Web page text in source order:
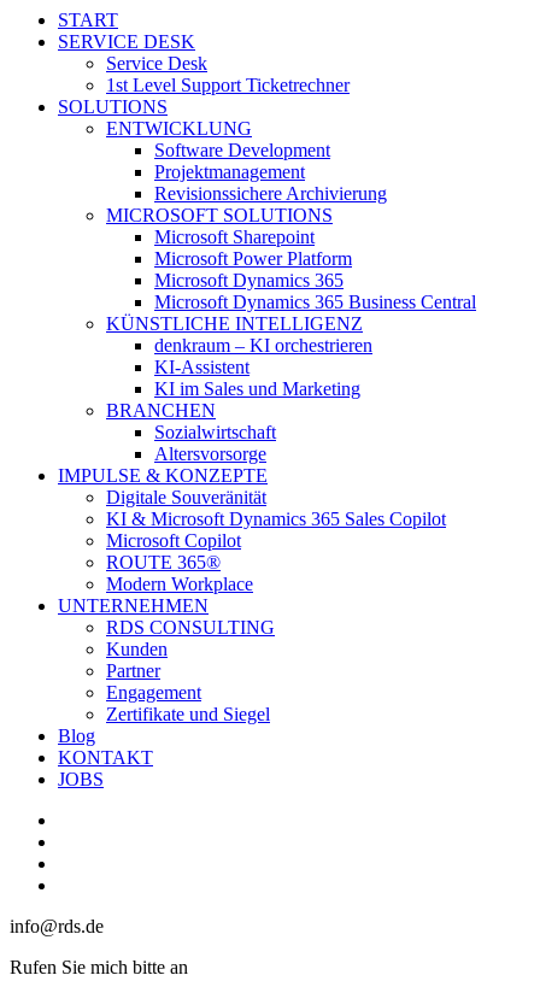
Close
Menu
START
SERVICE DESK
Service Desk
1st Level Support Ticketrechner
SOLUTIONS
ENTWICKLUNG
Software Development
Projektmanagement
Revisionssichere Archivierung
MICROSOFT SOLUTIONS
Microsoft Sharepoint
Microsoft Power Platform
Microsoft Dynamics 365
Microsoft Dynamics 365 Business Central
KÜNSTLICHE INTELLIGENZ
denkraum – KI orchestrieren
KI-Assistent
KI im Sales und Marketing
BRANCHEN
Sozialwirtschaft
Altersvorsorge
IMPULSE & KONZEPTE
Digitale Souveränität
KI & Microsoft Dynamics 365 Sales Copilot
Microsoft Copilot
ROUTE 365®
Modern Workplace
UNTERNEHMEN
RDS CONSULTING
Kunden
Partner
Engagement
Zertifikate und Siegel
Blog
KONTAKT
JOBS
info@rds.de
Rufen Sie mich bitte an